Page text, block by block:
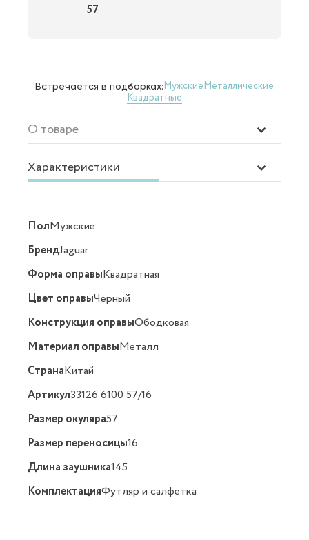
57
Встречается в подборках:МужскиеМеталлические
Квадратные
О товаре
Характеристики
ПолМужские
БрендJaguar
Форма оправыКвадратная
Цвет оправыЧёрный
Конструкция оправыОбодковая
Материал оправыМеталл
СтранаКитай
Артикул33126 6100 57/16
Размер окуляра57
Размер переносицы16
Длина заушника145
КомплектацияФутляр и салфетка